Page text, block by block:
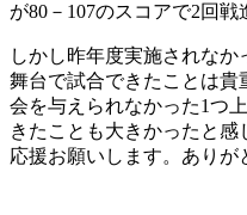
が80－107のスコアで2回戦
しかし昨年度実施されな
舞台で試合できたことは
会を与えられなかった1つ
きたことも大きかったと
応援お願いします。ありが